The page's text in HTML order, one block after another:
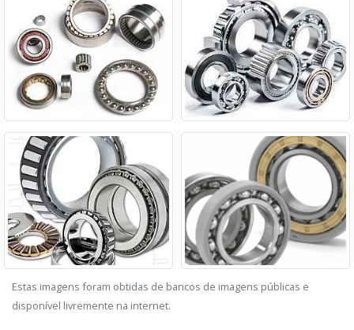
Estas imagens foram obtidas de bancos de imagens públicas e
disponível livremente na internet.